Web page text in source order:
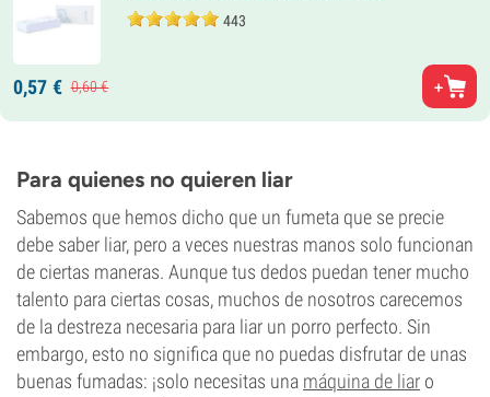
443
0,57 € 0,60€
Para quienes no quieren liar
Sabemos que hemos dicho que un fumeta que se precie
debe saber liar, pero a veces nuestras manos solo funcionan
de ciertas maneras. Aunque tus dedos puedan tener mucho
talento para ciertas cosas, muchos de nosotros carecemos
de la destreza necesaria para liar un porro perfecto. Sin
embargo, esto no significa que no puedas disfrutar de unas
buenas fumadas: ¡solo necesitas una máquina de liar o